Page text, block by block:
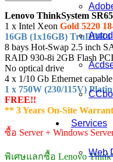
Services
Web
Lenovo ThinkSystem
1 x Intel Xeon Gold 5220
16GB (1x16GB)
8 bays Hot-Swap 2.5 inch
RAID 930-8i 2GB Flash
No optical drive
4 x 1/10 Gb Ethernet
1 x 750W (230/115V)
FREE!!
** 3 Years On-Site
ซื้อ Server + Windows
พิเศษแลกซื้อ Lenovo